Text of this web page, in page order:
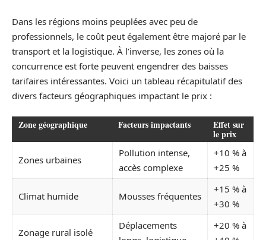
Dans les régions moins peuplées avec peu de
professionnels, le coût peut également être majoré par le
transport et la logistique. À l’inverse, les zones où la
concurrence est forte peuvent engendrer des baisses
tarifaires intéressantes. Voici un tableau récapitulatif des
divers facteurs géographiques impactant le prix :
Zone géographique Facteurs impactants Effet sur
le prix
Zones urbaines
Pollution intense,
accès complexe
+10 % à
+25 %
Climat humide Mousses fréquentes
+15 % à
+30 %
Zonage rural isolé
Déplacements
+20 % à